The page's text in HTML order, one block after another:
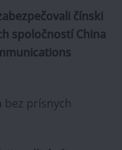
čínski
spoločností China
bez prísnych